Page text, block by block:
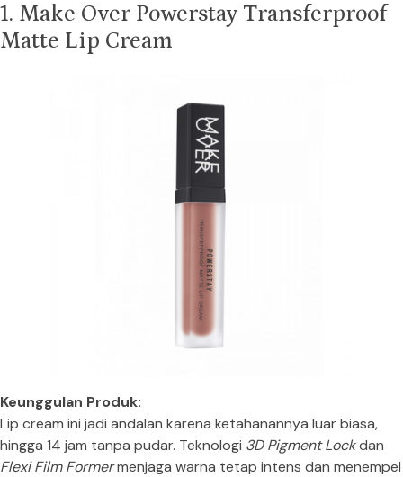
1. Make Over Powerstay Transferproof
Matte Lip Cream
Keunggulan Produk:
Lip cream ini jadi andalan karena ketahanannya luar biasa,
hingga 14 jam tanpa pudar. Teknologi 3D Pigment Lockdan
Flexi Film Formermenjaga warna tetap intens dan menempel